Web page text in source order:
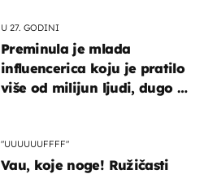
U 27. GODINI
Preminula je mlada
influencerica koju je pratilo
više od milijun ljudi, dugo se
"UUUUUUFFFF"
Vau, koje noge! Ružičasti